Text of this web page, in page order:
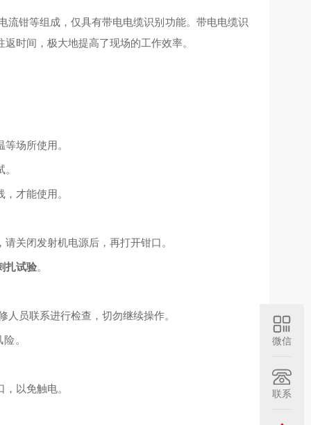
流钳等组成，仅具有带电电缆识别功能。带电电缆识
时间，极⼤地提⾼了现场的⼯作效率。
场所使⽤。
， 才能使⽤。
关闭发射机电源后，再打开钳⼝。
扎试验。
员联系进⾏检查，切勿继续操作。
险 。
以免触电。
微信
联系